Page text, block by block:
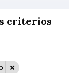
criterios